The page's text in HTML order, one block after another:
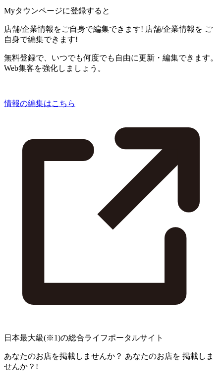
Myタウンページに登録すると
店舗/企業情報をご自身で編集できます! 店舗/企業情報を ご
自身で編集できます!
無料登録で、いつでも何度でも自由に更新・編集できます。
Web集客を強化しましょう。
情報の編集はこちら
日本最大級(※1)の総合ライフポータルサイト
あなたのお店を掲載しませんか？ あなたのお店を 掲載しま
せんか？!